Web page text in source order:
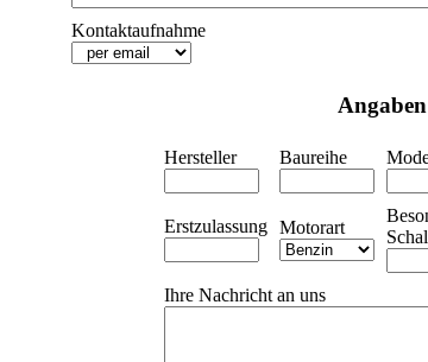
Kontaktaufnahme
Hersteller Baureihe
Erstzulassung Motorart
Ihre Nachricht an uns